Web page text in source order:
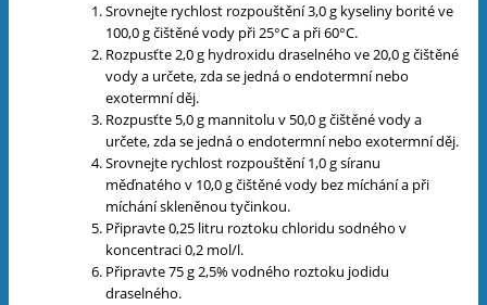
Srovnejte rychlost rozpouštění 3,0 g kyseliny borité ve
100,0 g čištěné vody při 25°C a při 60°C.
Rozpusťte 2,0 g hydroxidu draselného ve 20,0 g čištěné
vody a určete, zda se jedná o endotermní nebo
exotermní děj.
Rozpusťte 5,0 g mannitolu v 50,0 g čištěné vody a
určete, zda se jedná o endotermní nebo exotermní děj.
Srovnejte rychlost rozpouštění 1,0 g síranu
měďnatého v 10,0 g čištěné vody bez míchání a při
míchání skleněnou tyčinkou.
Připravte 0,25 litru roztoku chloridu sodného v
koncentraci 0,2 mol/l.
Připravte 75 g 2,5% vodného roztoku jodidu
draselného.